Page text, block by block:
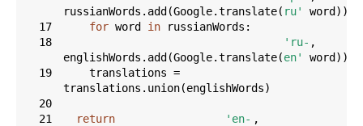
russianWords.add(Google.translate( ru'
17
for word in
18
englishWords.add(Google.translate(
'ru-
en'
,
19
20
21
return
'en- ,